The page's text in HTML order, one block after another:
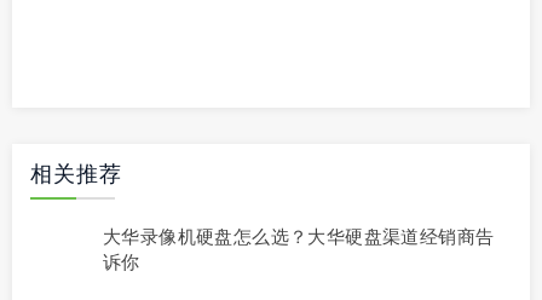
相关推荐
大华录像机硬盘怎么选？大华硬盘渠道经销商告
诉你